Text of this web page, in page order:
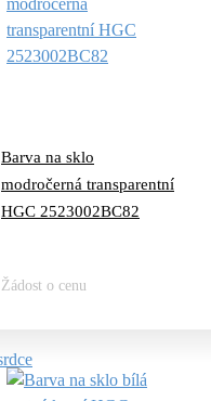
Barva na sklo
modročerná transparentní
HGC 2523002BC82
Žádost o cenu